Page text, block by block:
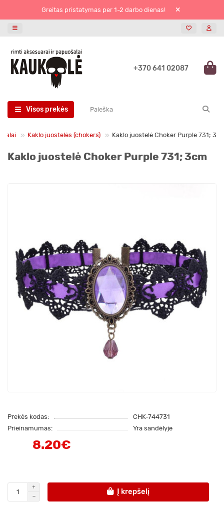
Greitas pristatymas per 1-2 darbo dienas!
+370 641 02087
Visos prekės
Kaklo juostelės (chokers) Kaklo juostelė Choker Purple 731;
Kaklo juostelė Choker Purple 731; 3cm
Prekės kodas:
CHK-744731
Prieinamumas:
Yra sandėlyje
8.20€
Į krepšelį